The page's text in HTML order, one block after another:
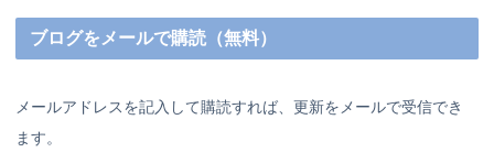
ブログをメールで購読（無料）
メールアドレスを記入して購読すれば、更新をメールで受信でき
ます。